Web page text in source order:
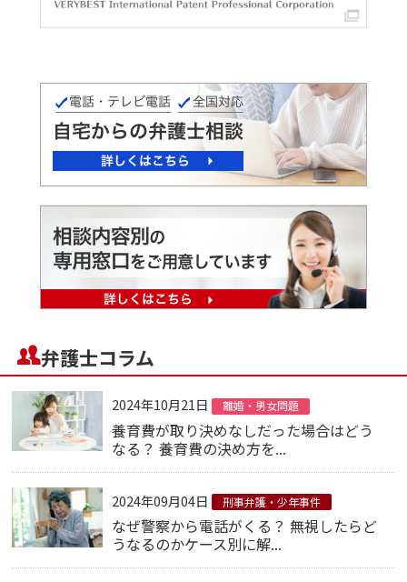
弁護士コラム
2024年10月21日 離婚・男女問題
養育費が取り決めなしだった場合はどう
なる？ 養育費の決め方を...
2024年09月04日 刑事弁護・少年事件
なぜ警察から電話がくる？ 無視したらど
うなるのかケース別に解...